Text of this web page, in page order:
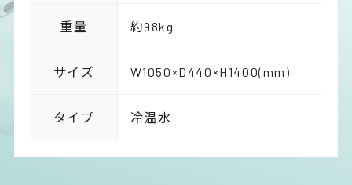
重量 約98kg
サイズ W1050×D440×H1400(mm)
タイプ 冷温水